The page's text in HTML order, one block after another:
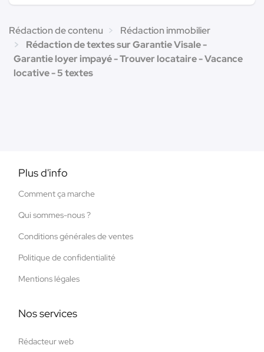
Rédaction de contenu
Rédaction immobilier
Rédaction de textes sur Garantie Visale -
Garantie loyer impayé - Trouver locataire - Vacance
locative - 5 textes
Plus d'info
Comment ça marche
Qui sommes-nous ?
Conditions générales de ventes
Politique de confidentialité
Mentions légales
Nos services
Rédacteur web